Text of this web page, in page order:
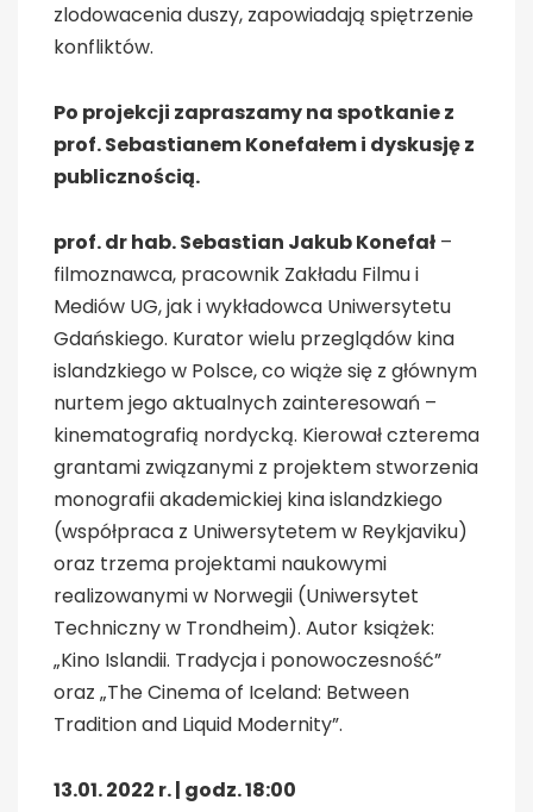
zlodowacenia duszy, zapowiadają spiętrzenie
konfliktów.
Po projekcji zapraszamy na spotkanie z
prof. Sebastianem Konefałem i dyskusję z
publicznością.
prof. dr hab. Sebastian Jakub Konefał –
filmoznawca, pracownik Zakładu Filmu i
Mediów UG, jak i wykładowca Uniwersytetu
Gdańskiego. Kurator wielu przeglądów kina
islandzkiego w Polsce, co wiąże się z głównym
nurtem jego aktualnych zainteresowań –
kinematografią nordycką. Kierował czterema
grantami związanymi z projektem stworzenia
monografii akademickiej kina islandzkiego
(współpraca z Uniwersytetem w Reykjaviku)
oraz trzema projektami naukowymi
realizowanymi w Norwegii (Uniwersytet
Techniczny w Trondheim). Autor książek:
„Kino Islandii. Tradycja i ponowoczesność”
oraz „The Cinema of Iceland: Between
Tradition and Liquid Modernity”.
13.01. 2022 r. | godz. 18:00